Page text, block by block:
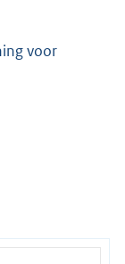
voor